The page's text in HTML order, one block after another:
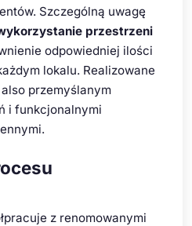
Szczególną uwagę
przestrzeni
odpowiedniej ilości
lokalu. Realizowane
przemyślanym
i funkcjonalnymi
z renomowanymi